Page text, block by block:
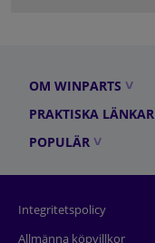
OM WINPARTS
PRAKTISKA LÄNKAR
POPULÄR
Integritetspolicy
Allmänna köpvillkor